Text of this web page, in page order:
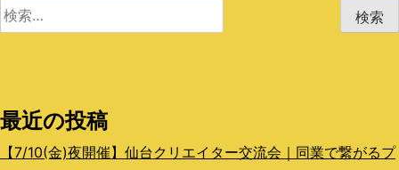
ビ
シ
ョ
検
最近の投稿
【7/10(金)夜開催】仙台クリエイター交流会｜同業で繋がるプ